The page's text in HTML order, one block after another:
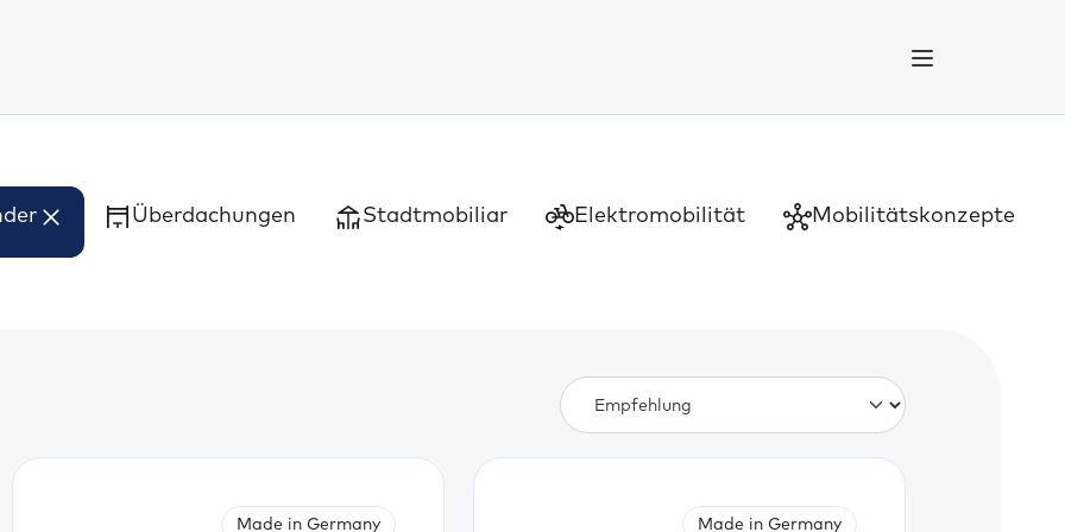
Überdachungen Stadtmobiliar Elektromobilität Mobilitätskonzepte
Made in Germany Made in Germany